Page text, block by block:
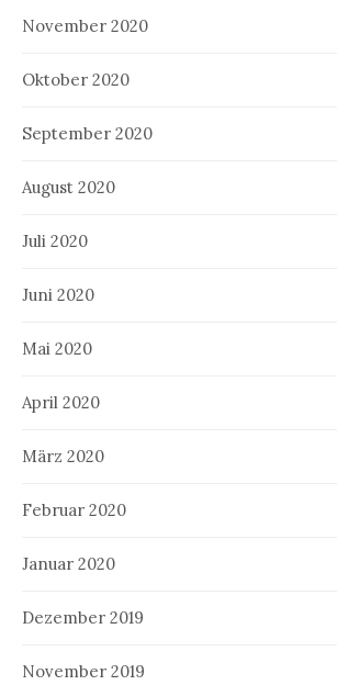
November 2020
Oktober 2020
September 2020
August 2020
Juli 2020
Juni 2020
Mai 2020
April 2020
März 2020
Februar 2020
Januar 2020
Dezember 2019
November 2019